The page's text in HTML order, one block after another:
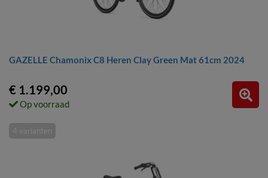
GAZELLE Chamonix C8 Heren Clay Green Mat 61cm 2024
€ 1.199,00
Op voorraad
4 varianten